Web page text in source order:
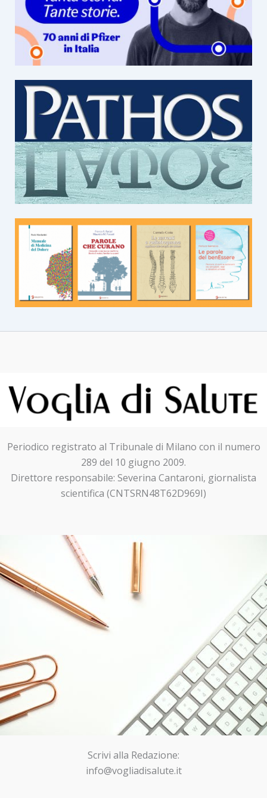
Periodico registrato al Tribunale di Milano con il numero
289 del 10 giugno 2009.
Direttore responsabile: Severina Cantaroni, giornalista
scientifica (CNTSRN48T62D969I)
Scrivi alla Redazione:
info@vogliadisalute.it